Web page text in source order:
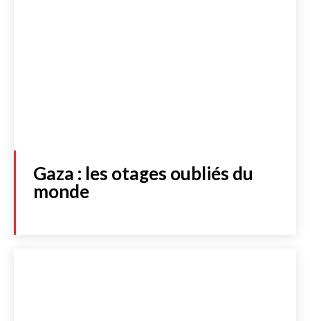
Gaza : les otages oubliés du
monde